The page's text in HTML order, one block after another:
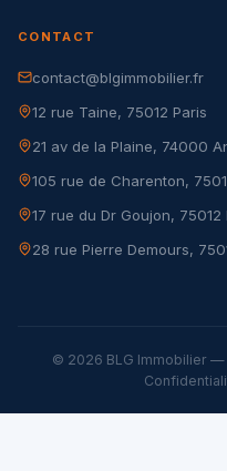
CONTACT
contact@blgimmobilier.fr
12 rue Taine, 75012 Paris
21 av de la Plaine, 74000
105 rue de Charenton,
17 rue du Dr Goujon, 75012
28 rue Pierre Demours,
© 2026 BLG Immobilier —